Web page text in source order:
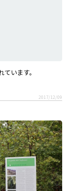
います。
2017/12/09